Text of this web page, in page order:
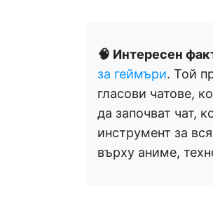
🧠 Интересен
за геймъри. Той
гласови чатове,
да започват чат,
инструмент за
върху аниме,